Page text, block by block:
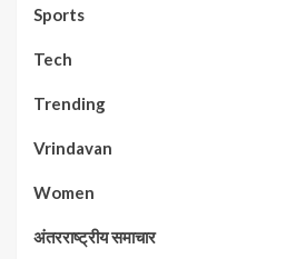
Sports
Tech
Trending
Vrindavan
Women
अंतरराष्ट्रीय समाचार